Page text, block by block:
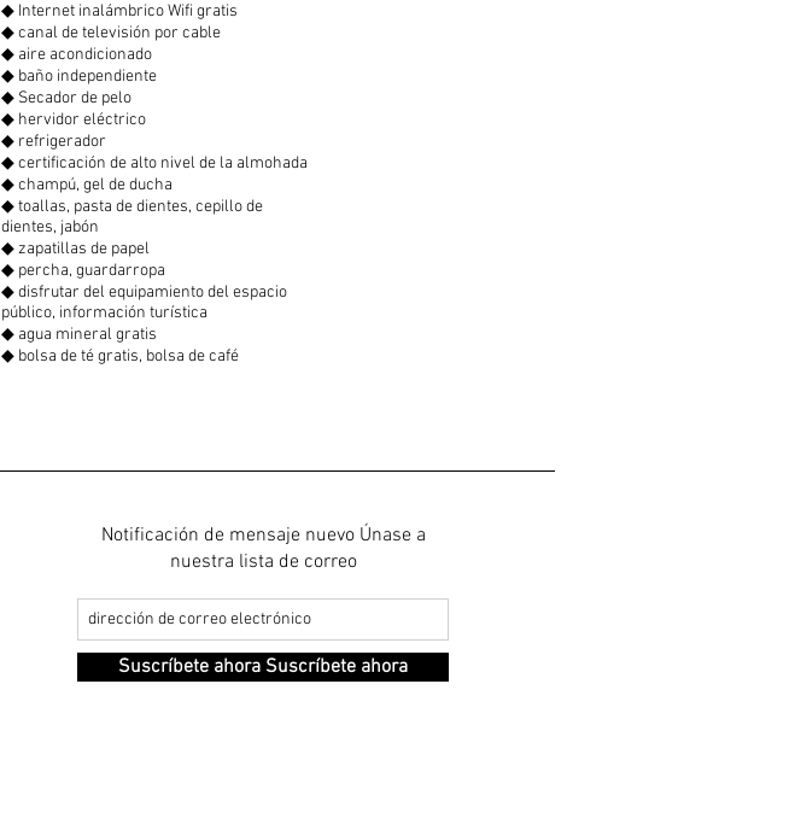
◆ Internet inalámbrico Wifi gratis
◆ canal de televisión por cable
◆ aire acondicionado
◆ baño independiente
◆ Secador de pelo
◆ hervidor eléctrico
◆ refrigerador
◆ certificación de alto nivel de la almohada
◆ champú, gel de ducha
◆ toallas, pasta de dientes, cepillo de
dientes, jabón
◆ zapatillas de papel
◆ percha, guardarropa
◆ disfrutar del equipamiento del espacio
público, información turística
◆ agua mineral gratis
◆ bolsa de té gratis, bolsa de café
Notificación de mensaje nuevo Únase a
nuestra lista de correo
Suscríbete ahora Suscríbete ahora